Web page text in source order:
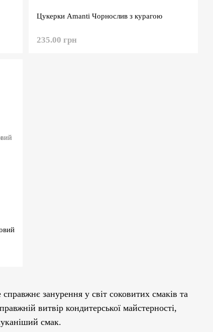
занурення у світ соковитих смаків та
витвір кондитерської майстерності,
смак.
Цукерки Amanti Чорнослив з курагою
235.00 грн